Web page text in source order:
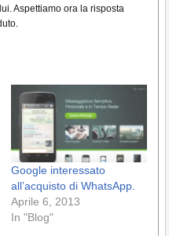
Aspettiamo ora la risposta
Google interessato
all’acquisto di WhatsApp.
Aprile 6, 2013
In "Blog"